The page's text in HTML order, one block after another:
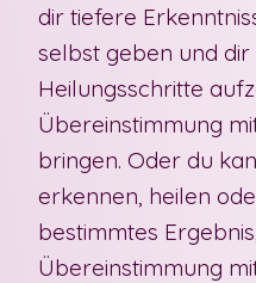
dir tiefere
selbst geben und
Heilungsschritte
Übereinstimmung
bringen. Oder du
erkennen, heilen
bestimmtes
Übereinstimmung